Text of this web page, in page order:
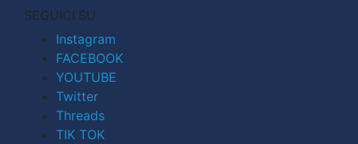
SEGUICI SU
Instagram
FACEBOOK
YOUTUBE
Twitter
Threads
TIK TOK